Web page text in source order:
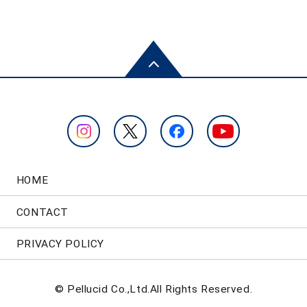
HOME
CONTACT
PRIVACY POLICY
© Pellucid Co.,Ltd.All Rights Reserved.